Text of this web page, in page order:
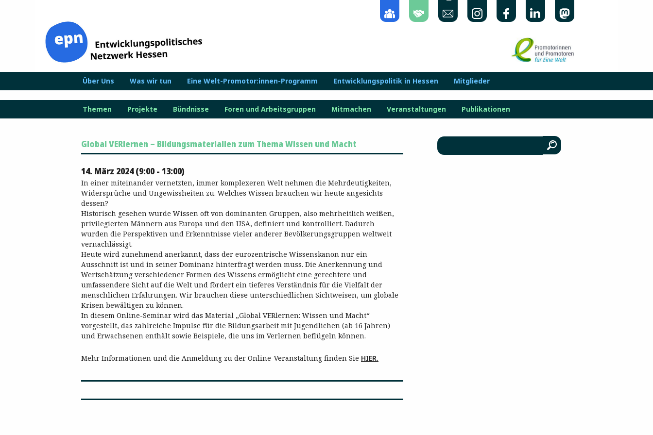
Über Uns Was wir tun Eine Welt-Promotor:innen-Programm Entwicklungspolitik in Hessen Mitglieder
Themen Projekte Bündnisse Foren und Arbeitsgruppen Mitmachen Veranstaltungen Publikationen
Global VERlernen – Bildungsmaterialien zum Thema Wissen und Macht
14. März 2024 (9:00 - 13:00)
In einer miteinander vernetzten, immer komplexeren Welt nehmen die Mehrdeutigkeiten,
Widersprüche und Ungewissheiten zu. Welches Wissen brauchen wir heute angesichts
dessen?
Historisch gesehen wurde Wissen oft von dominanten Gruppen, also mehrheitlich weißen,
privilegierten Männern aus Europa und den USA, definiert und kontrolliert. Dadurch
wurden die Perspektiven und Erkenntnisse vieler anderer Bevölkerungsgruppen weltweit
vernachlässigt.
Heute wird zunehmend anerkannt, dass der eurozentrische Wissenskanon nur ein
Ausschnitt ist und in seiner Dominanz hinterfragt werden muss. Die Anerkennung und
Wertschätzung verschiedener Formen des Wissens ermöglicht eine gerechtere und
umfassendere Sicht auf die Welt und fördert ein tieferes Verständnis für die Vielfalt der
menschlichen Erfahrungen. Wir brauchen diese unterschiedlichen Sichtweisen, um globale
Krisen bewältigen zu können.
In diesem Online-Seminar wird das Material „Global VERlernen: Wissen und Macht“
vorgestellt, das zahlreiche Impulse für die Bildungsarbeit mit Jugendlichen (ab 16 Jahren)
und Erwachsenen enthält sowie Beispiele, die uns im Verlernen beflügeln können.
Mehr Informationen und die Anmeldung zu der Online-Veranstaltung finden Sie HIER.